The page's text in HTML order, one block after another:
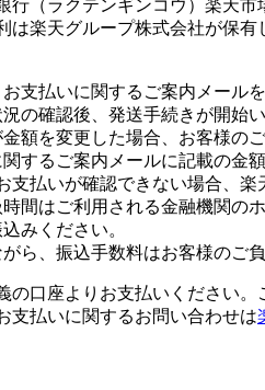
行（ラクテンギンコウ）楽天
楽天グループ株式会社が保有
支払いに関するご案内メール
の確認後、発送手続きが開始い
額を変更した場合、お客様の
するご案内メールに記載の金
支払いが確認できない場合、
間はご利用される金融機関の
みください。
ら、振込手数料はお客様のご
の口座よりお支払いください。
支払いに関するお問い合わせは